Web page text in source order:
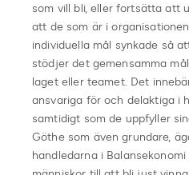
som vill bli, eller fortsätta att
att de som är i
individuella mål synkade så
stödjer det gemensamma
laget eller teamet. Det
ansvariga för och delaktiga i
samtidigt som de uppfyller
Göthe som även grundare,
handledarna i